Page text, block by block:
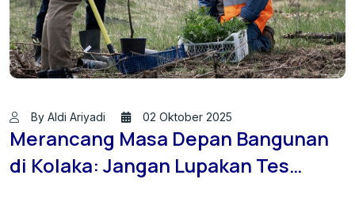
By Aldi Ariyadi 02 Oktober 2025
Merancang Masa Depan Bangunan
di Kolaka: Jangan Lupakan Tes